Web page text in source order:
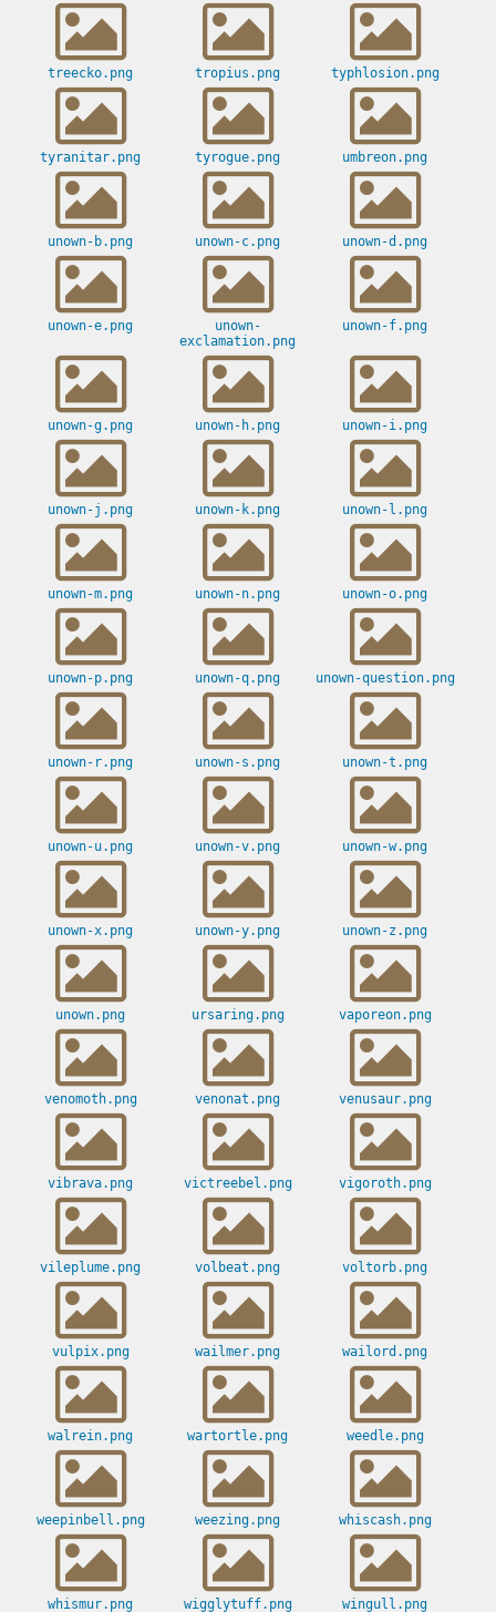
treecko.png tropius.png typhlosion.png
tyranitar.png tyrogue.png umbreon.png
unown-b.png unown-c.png unown-d.png
unown-e.png
unown-
exclamation.png
unown-f.png
unown-g.png unown-h.png unown-i.png
unown-j.png unown-k.png unown-l.png
unown-m.png unown-n.png unown-o.png
unown-p.png unown-q.png unown-question.png
unown-r.png unown-s.png unown-t.png
unown-u.png unown-v.png unown-w.png
unown-x.png unown-y.png unown-z.png
unown.png ursaring.png vaporeon.png
venomoth.png venonat.png venusaur.png
vibrava.png victreebel.png vigoroth.png
vileplume.png volbeat.png voltorb.png
vulpix.png wailmer.png wailord.png
walrein.png wartortle.png weedle.png
weepinbell.png weezing.png whiscash.png
whismur.png wigglytuff.png wingull.png